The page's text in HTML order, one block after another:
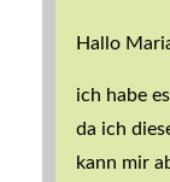
Hallo
ich habe
da ich
kann mir